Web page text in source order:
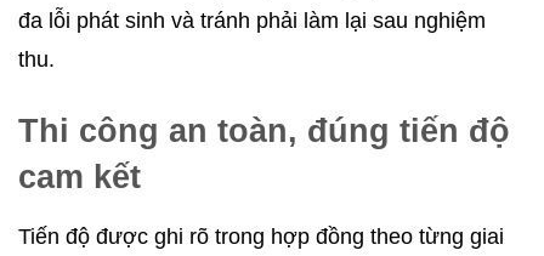
đa lỗi phát sinh và tránh phải làm lại sau nghiệm
thu.
Thi công an toàn, đúng tiến độ
cam kết
Tiến độ được ghi rõ trong hợp đồng theo từng giai